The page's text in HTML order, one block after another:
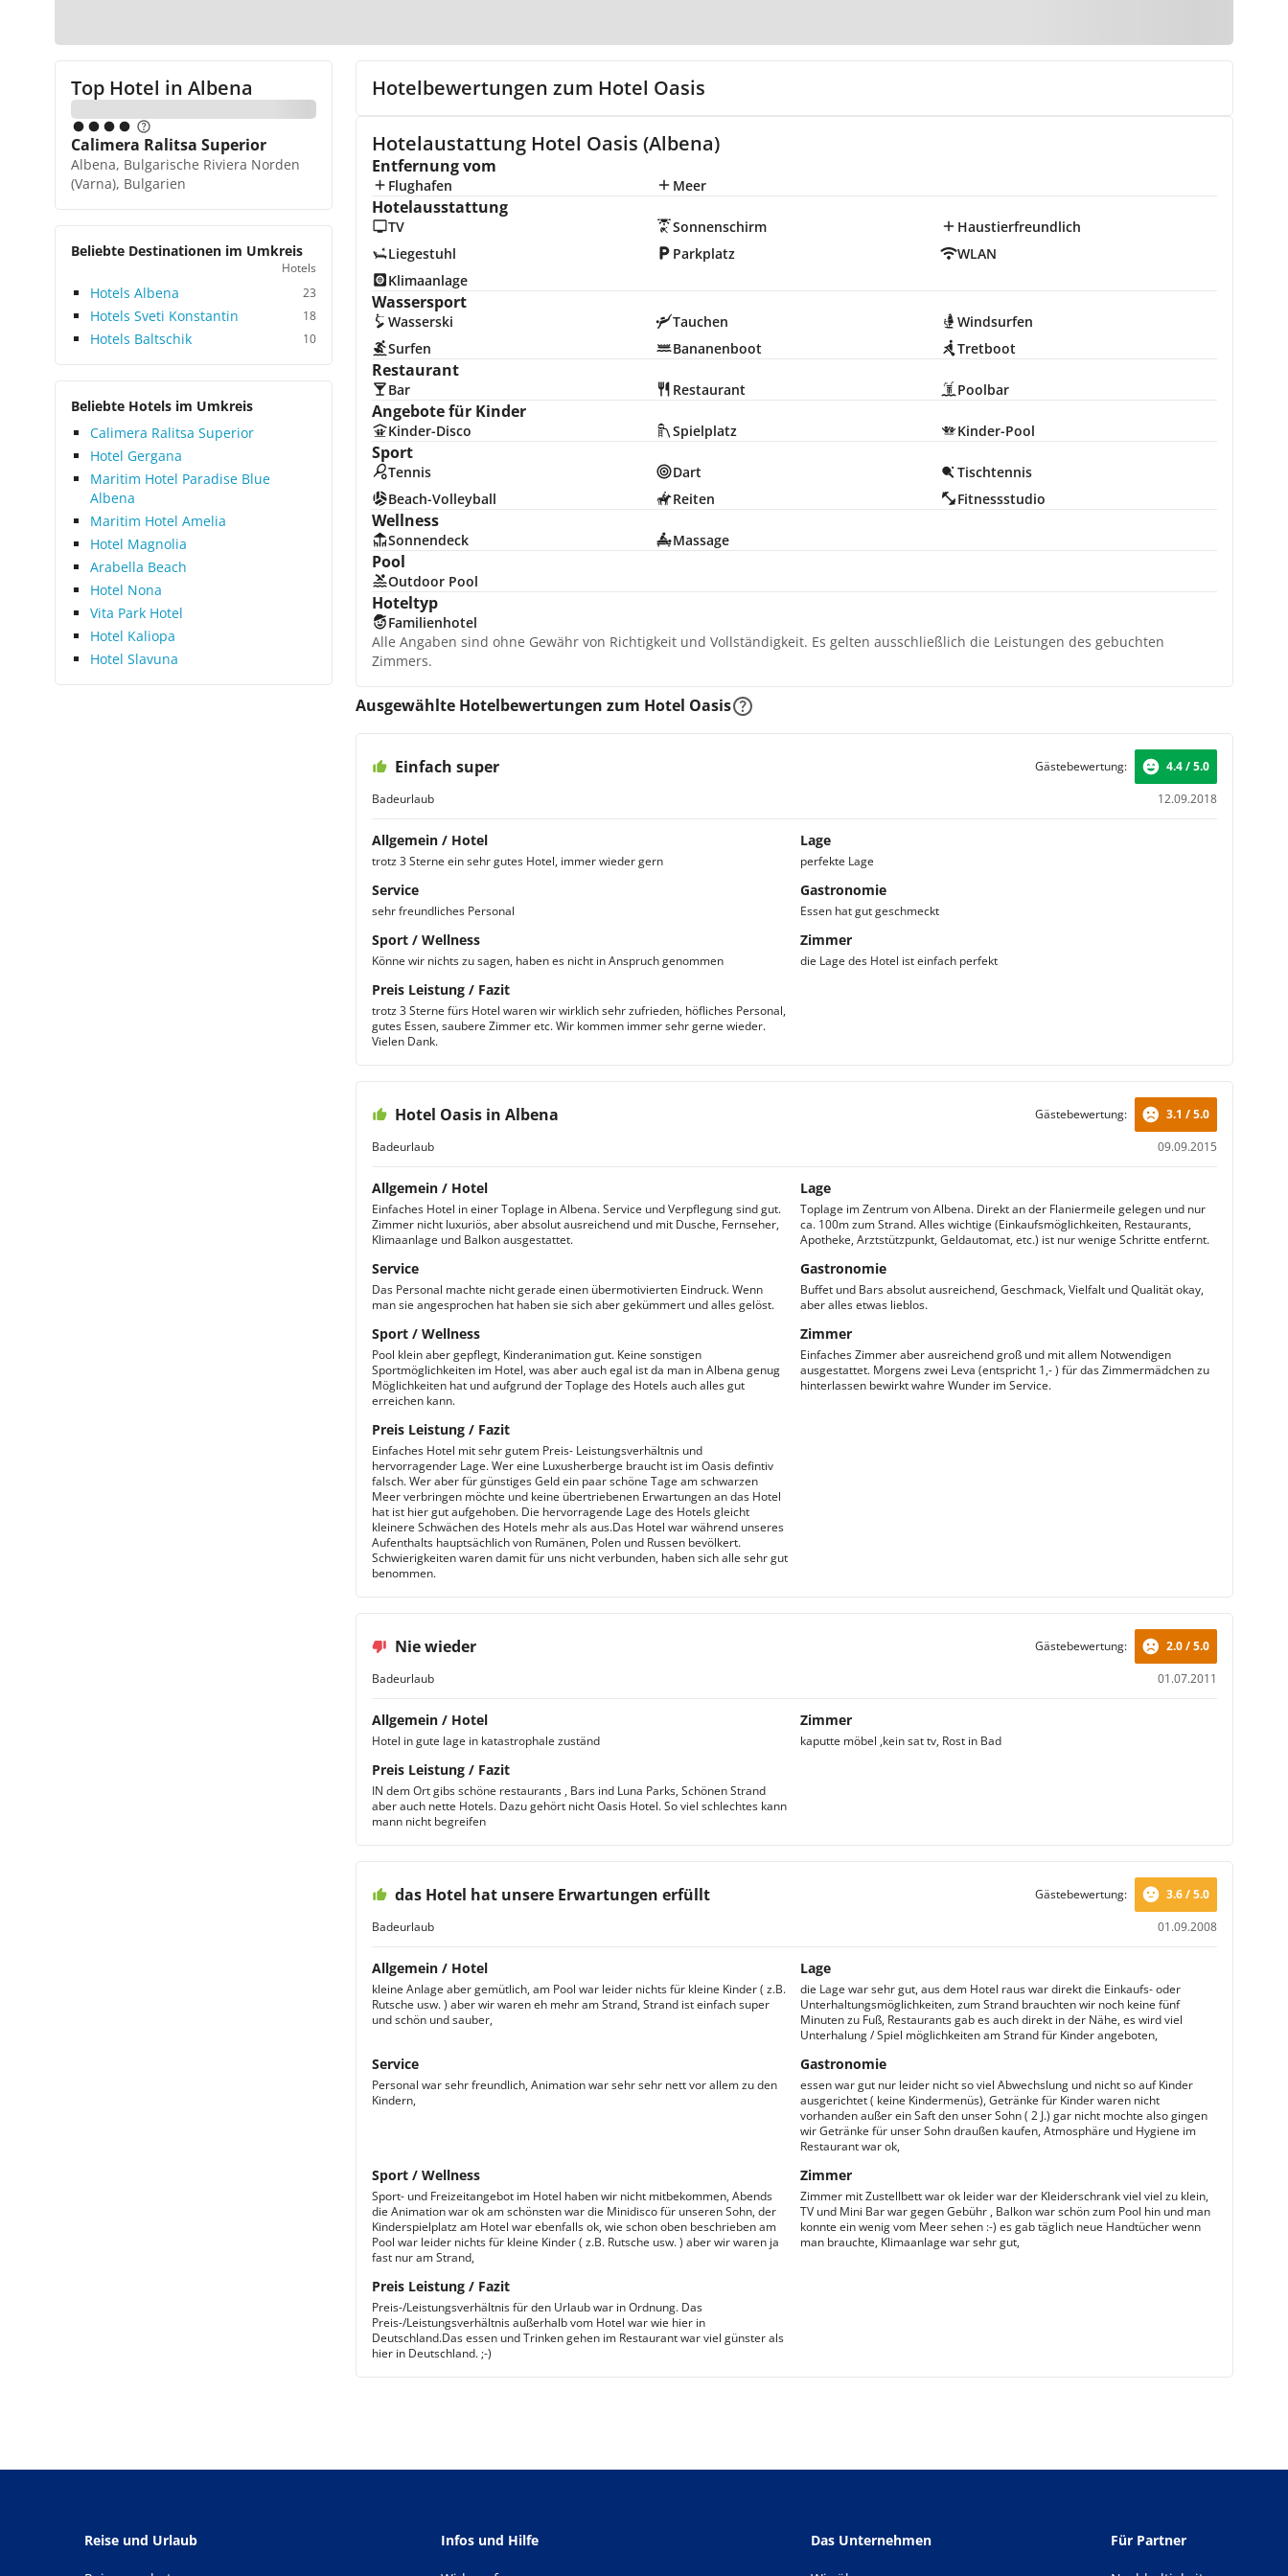
Top Hotel in Albena
Calimera Ralitsa Superior
Albena, Bulgarische Riviera Norden
(Varna), Bulgarien
Beliebte Destinationen im Umkreis
Hotels
Hotels Albena 23
Hotels Sveti Konstantin 18
Hotels Baltschik 10
Beliebte Hotels im Umkreis
Calimera Ralitsa Superior
Hotel Gergana
Maritim Hotel Paradise Blue
Albena
Maritim Hotel Amelia
Hotel Magnolia
Arabella Beach
Hotel Nona
Vita Park Hotel
Hotel Kaliopa
Hotel Slavuna
Hotelbewertungen zum Hotel Oasis
Hotelaustattung Hotel Oasis (Albena)
Entfernung vom
Flughafen Meer
Hotelausstattung
TV Sonnenschirm
Haustierfreundlich
Liegestuhl
Parkplatz
WLAN
Klimaanlage
Wassersport
Wasserski Tauchen
Windsurfen
Surfen
Bananenboot Tretboot
Restaurant
Bar Restaurant Poolbar
Angebote für Kinder
Kinder-Disco Spielplatz Kinder-Pool
Sport
Tennis Dart
Tischtennis
Beach-Volleyball
Reiten Fitnessstudio
Wellness
Sonnendeck Massage
Pool
Outdoor Pool
Hoteltyp
Familienhotel
Alle Angaben sind ohne Gewähr von Richtigkeit und Vollständigkeit. Es gelten ausschließlich die Leistungen des gebuchten
Zimmers.
Ausgewählte Hotelbewertungen zum Hotel Oasis
Einfach super
Badeurlaub 12.09.2018
Gästebewertung: 4.4 / 5.0
Allgemein / Hotel
trotz 3 Sterne ein sehr gutes Hotel, immer wieder gern
Lage
perfekte Lage
Service
sehr freundliches Personal
Gastronomie
Essen hat gut geschmeckt
Sport / Wellness
Könne wir nichts zu sagen, haben es nicht in Anspruch genommen
Zimmer
die Lage des Hotel ist einfach perfekt
Preis Leistung / Fazit
trotz 3 Sterne fürs Hotel waren wir wirklich sehr zufrieden, höfliches Personal,
gutes Essen, saubere Zimmer etc. Wir kommen immer sehr gerne wieder.
Vielen Dank.
Hotel Oasis in Albena
Badeurlaub 09.09.2015
Gästebewertung: 3.1 / 5.0
Allgemein / Hotel
Einfaches Hotel in einer Toplage in Albena. Service und Verpflegung sind gut.
Zimmer nicht luxuriös, aber absolut ausreichend und mit Dusche, Fernseher,
Klimaanlage und Balkon ausgestattet.
Lage
Toplage im Zentrum von Albena. Direkt an der Flaniermeile gelegen und nur
ca. 100m zum Strand. Alles wichtige (Einkaufsmöglichkeiten, Restaurants,
Apotheke, Arztstützpunkt, Geldautomat, etc.) ist nur wenige Schritte entfernt.
Service
Das Personal machte nicht gerade einen übermotivierten Eindruck. Wenn
man sie angesprochen hat haben sie sich aber gekümmert und alles gelöst.
Gastronomie
Buffet und Bars absolut ausreichend, Geschmack, Vielfalt und Qualität okay,
aber alles etwas lieblos.
Sport / Wellness
Pool klein aber gepflegt, Kinderanimation gut. Keine sonstigen
Sportmöglichkeiten im Hotel, was aber auch egal ist da man in Albena genug
Möglichkeiten hat und aufgrund der Toplage des Hotels auch alles gut
erreichen kann.
Zimmer
Einfaches Zimmer aber ausreichend groß und mit allem Notwendigen
ausgestattet. Morgens zwei Leva (entspricht 1,- ) für das Zimmermädchen zu
hinterlassen bewirkt wahre Wunder im Service.
Preis Leistung / Fazit
Einfaches Hotel mit sehr gutem Preis- Leistungsverhältnis und
hervorragender Lage. Wer eine Luxusherberge braucht ist im Oasis defintiv
falsch. Wer aber für günstiges Geld ein paar schöne Tage am schwarzen
Meer verbringen möchte und keine übertriebenen Erwartungen an das Hotel
hat ist hier gut aufgehoben. Die hervorragende Lage des Hotels gleicht
kleinere Schwächen des Hotels mehr als aus.Das Hotel war während unseres
Aufenthalts hauptsächlich von Rumänen, Polen und Russen bevölkert.
Schwierigkeiten waren damit für uns nicht verbunden, haben sich alle sehr gut
benommen.
Nie wieder
Badeurlaub 01.07.2011
Gästebewertung: 2.0 / 5.0
Allgemein / Hotel
Hotel in gute lage in katastrophale zuständ
Zimmer
kaputte möbel ,kein sat tv, Rost in Bad
Preis Leistung / Fazit
IN dem Ort gibs schöne restaurants , Bars ind Luna Parks, Schönen Strand
aber auch nette Hotels. Dazu gehört nicht Oasis Hotel. So viel schlechtes kann
mann nicht begreifen
das Hotel hat unsere Erwartungen erfüllt
Badeurlaub 01.09.2008
Gästebewertung: 3.6 / 5.0
Allgemein / Hotel
kleine Anlage aber gemütlich, am Pool war leider nichts für kleine Kinder ( z.B.
Rutsche usw. ) aber wir waren eh mehr am Strand, Strand ist einfach super
und schön und sauber,
Lage
die Lage war sehr gut, aus dem Hotel raus war direkt die Einkaufs- oder
Unterhaltungsmöglichkeiten, zum Strand brauchten wir noch keine fünf
Minuten zu Fuß, Restaurants gab es auch direkt in der Nähe, es wird viel
Unterhalung / Spiel möglichkeiten am Strand für Kinder angeboten,
Service
Personal war sehr freundlich, Animation war sehr sehr nett vor allem zu den
Kindern,
Gastronomie
essen war gut nur leider nicht so viel Abwechslung und nicht so auf Kinder
ausgerichtet ( keine Kindermenüs), Getränke für Kinder waren nicht
vorhanden außer ein Saft den unser Sohn ( 2 J.) gar nicht mochte also gingen
wir Getränke für unser Sohn draußen kaufen, Atmosphäre und Hygiene im
Restaurant war ok,
Sport / Wellness
Sport- und Freizeitangebot im Hotel haben wir nicht mitbekommen, Abends
die Animation war ok am schönsten war die Minidisco für unseren Sohn, der
Kinderspielplatz am Hotel war ebenfalls ok, wie schon oben beschrieben am
Pool war leider nichts für kleine Kinder ( z.B. Rutsche usw. ) aber wir waren ja
fast nur am Strand,
Zimmer
Zimmer mit Zustellbett war ok leider war der Kleiderschrank viel viel zu klein,
TV und Mini Bar war gegen Gebühr , Balkon war schön zum Pool hin und man
konnte ein wenig vom Meer sehen :-) es gab täglich neue Handtücher wenn
man brauchte, Klimaanlage war sehr gut,
Preis Leistung / Fazit
Preis-/Leistungsverhältnis für den Urlaub war in Ordnung. Das
Preis-/Leistungsverhältnis außerhalb vom Hotel war wie hier in
Deutschland.Das essen und Trinken gehen im Restaurant war viel günster als
hier in Deutschland. ;-)
Reise und Urlaub Infos und Hilfe Das Unternehmen Für Partner